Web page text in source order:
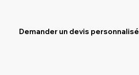
Demander un devis personnalisé